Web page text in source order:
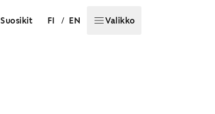
Suosikit FI / EN Valikko